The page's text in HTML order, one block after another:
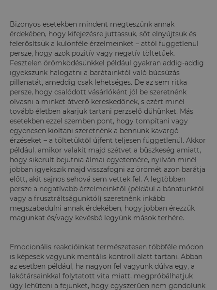
Bizonyos esetekben mindent megteszünk annak
érdekében, hogy kifejezésre juttassuk, sőt elnyújtsuk és
felerősítsük a különféle érzelmeinket – attól függetlenül
persze, hogy azok pozitív vagy negatív töltetűek.
Fesztelen örömködésünkkel például gyakran addig-addig
igyekszünk halogatni a barátainktól való búcsúzás
pillanatát, ameddig csak lehetséges. De az sem ritka
persze, hogy csalódott vásárlóként jól be szeretnénk
olvasni a minket átverő kereskedőnek, s ezért minél
tovább életben akarjuk tartani perzselő dühünket. Más
esetekben ezzel szemben pont, hogy tompítani vagy
egyenesen kioltani szeretnénk a bennünk kavargó
érzéseket – a töltetüktől újfent teljesen függetlenül. Akkor
például, amikor valakit majd szétvet a büszkeség amiatt,
hogy sikerült bejutnia álmai egyetemére, nyilván minél
jobban igyekszik majd visszafogni az örömét azon barátja
előtt, akit sajnos sehová sem vettek fel. A legtöbben
persze a negatívabb érzelmeinktől (például a bánatunktól
vagy a frusztráltságunktól) szeretnénk inkább
megszabadulni annak érdekében, hogy jobban érezzük
magunkat és/vagy kevésbé legyünk mások terhére.
Emocionális reakcióinkat természetesen többféle módon
is képesek vagyunk mentális kontroll alatt tartani. Abban
az esetben például, ha nagyon fel vagyunk dúlva egy, a
lakótársainkkal folytatott vita miatt, megpróbálhatjuk
úgy lehűteni a fejünket, hogy egyszerűen nem gondolunk